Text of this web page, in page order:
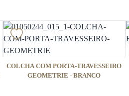
COLCHA COM PORTA-TRAVESSEIRO
GEOMETRIE - BRANCO